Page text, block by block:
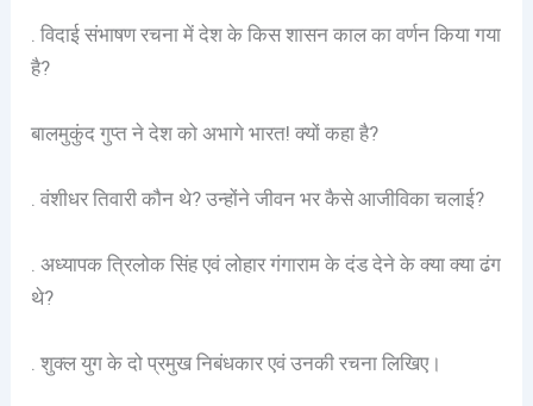
. विदाई संभाषण रचना में देश के किस शासन काल का वर्णन किया गया
है?
बालमुकुंद गुप्त ने देश को अभागे भारत! क्यों कहा है?
. वंशीधर तिवारी कौन थे? उन्होंने जीवन भर कैसे आजीविका चलाई?
. अध्यापक त्रिलोक सिंह एवं लोहार गंगाराम के दंड देने के क्या क्या ढंग
थे?
. शुक्ल युग के दो प्रमुख निबंधकार एवं उनकी रचना लिखिए।